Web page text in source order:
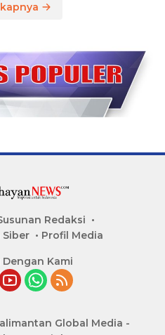
Redaksi
Siber
Profil Media
Kami
Global Media -